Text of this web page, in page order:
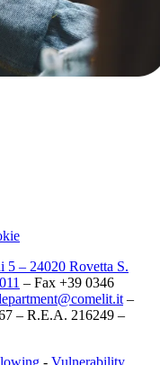
– 24020 Rovetta S.
– Fax +39 0346
–
– R.E.A. 216249 –
- Vulnerability